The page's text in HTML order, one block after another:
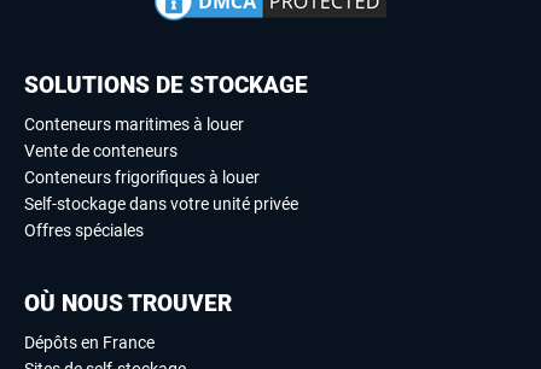
SOLUTIONS DE STOCKAGE
Conteneurs maritimes à louer
Vente de conteneurs
Conteneurs frigorifiques à louer
Self-stockage dans votre unité privée
Offres spéciales
OÙ NOUS TROUVER
Dépôts en France